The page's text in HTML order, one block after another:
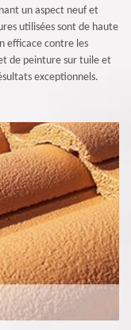
un aspect neuf et
utilisées sont de haute
efficace contre les
de peinture sur tuile et
exceptionnels.